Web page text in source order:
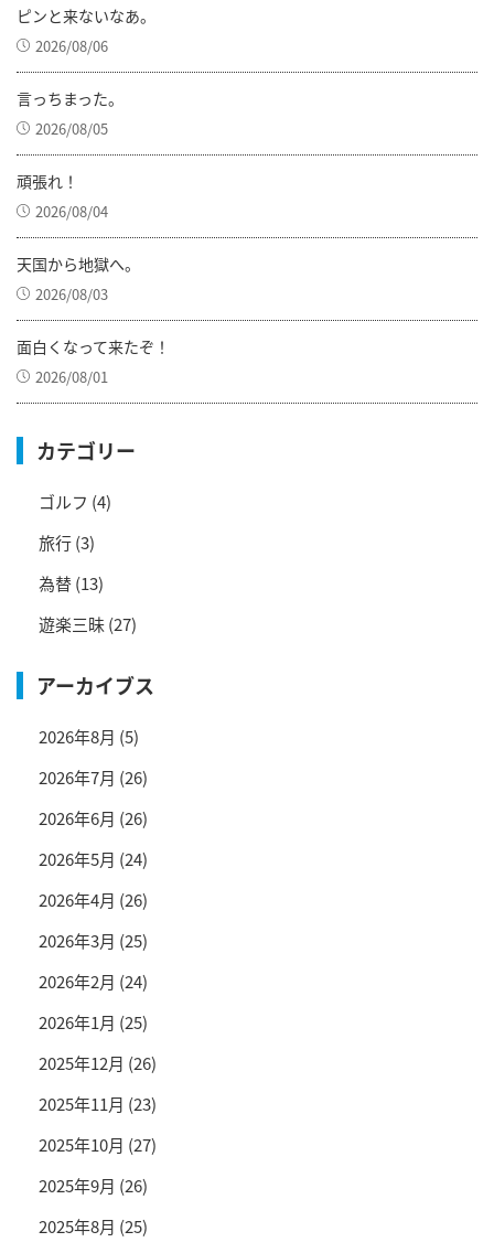
ピンと来ないなあ。
2026/08/06
言っちまった。
2026/08/05
頑張れ！
2026/08/04
天国から地獄へ。
2026/08/03
面白くなって来たぞ！
2026/08/01
カテゴリー
ゴルフ (4)
旅行(3)
為替(13)
遊楽三昧(27)
アーカイブス
2026年8月 (5)
2026年7月 (26)
2026年6月 (26)
2026年5月 (24)
2026年4月 (26)
2026年3月 (25)
2026年2月 (24)
2026年1月 (25)
2025年12月 (26)
2025年11月 (23)
2025年10月 (27)
2025年9月 (26)
2025年8月 (25)